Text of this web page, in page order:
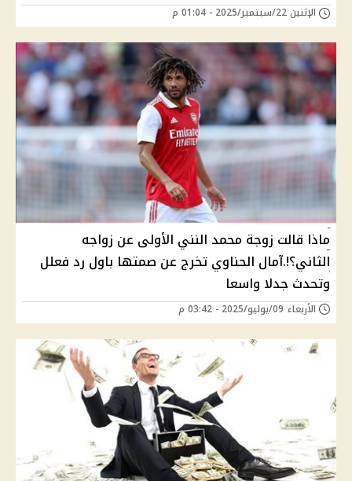
الإثنين 22/سبتمبر/2025 - 01:04 م
ماذا قالت زوجة محمد النني الأولى عن زواجه
الثاني؟!.آمال الحناوي تخرج عن صمتها باول رد فعلل
وتحدث جدلا واسعا
الأربعاء 09/يوليو/2025 - 03:42 م